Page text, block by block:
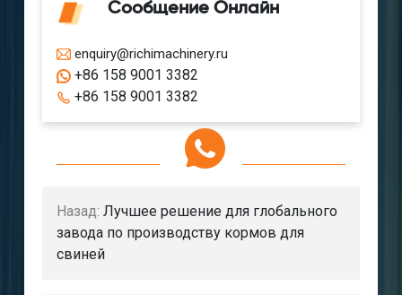
Сообщение Онлайн
enquiry@richimachinery.ru
+86 158 9001 3382
+86 158 9001 3382
Назад: Лучшее решение для глобального
завода по производству кормов для
свиней